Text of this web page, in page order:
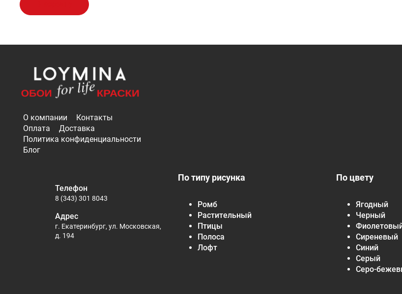
О компании
Контакты
Оплата
Доставка
Политика конфиденциальности
Блог
По типу рисунка
Ромб
Растительный
Птицы
Полоса
Лофт
По цвету
Ягодный
Черный
Сиреневый
Синий
Серый
Серо-
Телефон
8 (343) 301 8043
Адрес
г. Екатеринбург, ул. Московская,
д. 194